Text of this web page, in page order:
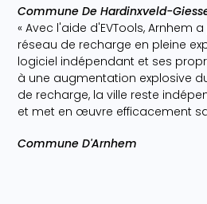
Commune De Hardinxveld-
« Avec l'aide d'EVTools, Arnhem
réseau de recharge en pleine
logiciel indépendant et ses
à une augmentation explosive
de recharge, la ville reste
et met en œuvre efficacement
Commune D'Arnhem